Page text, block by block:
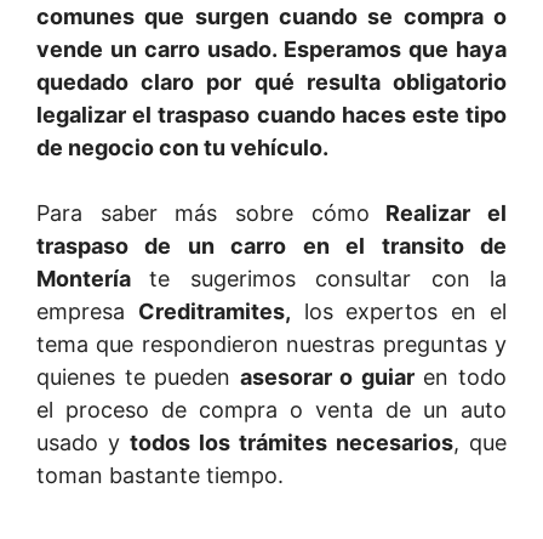
comunes que surgen cuando se compra o
vende un carro usado. Esperamos que haya
quedado claro por qué resulta obligatorio
legalizar el traspaso cuando haces este tipo
de negocio con tu vehículo.
Para saber más sobre cómo Realizar el
traspaso de un carro en el transito de
Monteríate sugerimos consultar con la
empresa Creditramites, los expertos en el
tema que respondieron nuestras preguntas y
quienes te pueden asesorar o guiaren todo
el proceso de compra o venta de un auto
usado y todos los trámites necesarios, que
toman bastante tiempo.